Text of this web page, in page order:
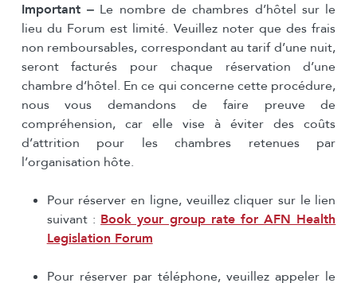
Important ‒ Le nombre de chambres d’hôtel sur le
lieu du Forum est limité. Veuillez noter que des frais
non remboursables, correspondant au tarif d’une nuit,
seront facturés pour chaque réservation d’une
chambre d’hôtel. En ce qui concerne cette procédure,
nous vous demandons de faire preuve de
compréhension, car elle vise à éviter des coûts
d’attrition pour les chambres retenues par
l’organisation hôte.
Pour réserver en ligne, veuillez cliquer sur le lien
suivant : Book your group rate for AFN Health
Legislation Forum
Pour réserver par téléphone, veuillez appeler le